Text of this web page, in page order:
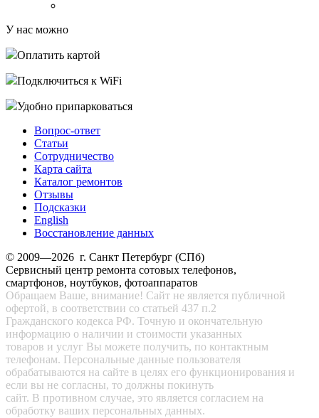
У нас можно
Оплатить картой
Подключиться к WiFi
Удобно припарковаться
Вопрос-ответ
Статьи
Сотрудничество
Карта сайта
Каталог ремонтов
Отзывы
Подсказки
English
Восстановление данных
© 2009—2026 г. Санкт Петербург (СПб)
Сервисный центр ремонта сотовых телефонов,
смартфонов, ноутбуков, фотоаппаратов
Обращаем Ваше, внимание! Сайт не является публичной
офертой, в соответствии со статьей 437 п.2
Гражданского кодекса РФ. Точную и окончательную
информацию о наличии и стоимости указанных
товаров и услуг Вы можете получить, по контактным
телефонам. Персональные данные пользователя
обрабатываются на сайте в целях его функционирования и
если вы не согласны, то должны покинуть
сайт. В противном случае, это является согласием на
обработку ваших персональных данных.